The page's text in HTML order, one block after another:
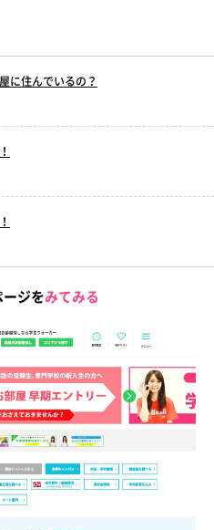
に住んでいるの？
ジをみてみる